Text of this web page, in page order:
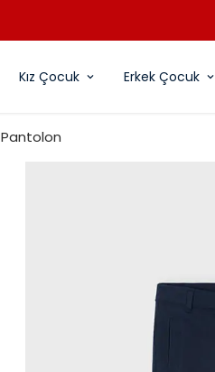
Kız Çocuk Erkek Çocuk
Pantolon